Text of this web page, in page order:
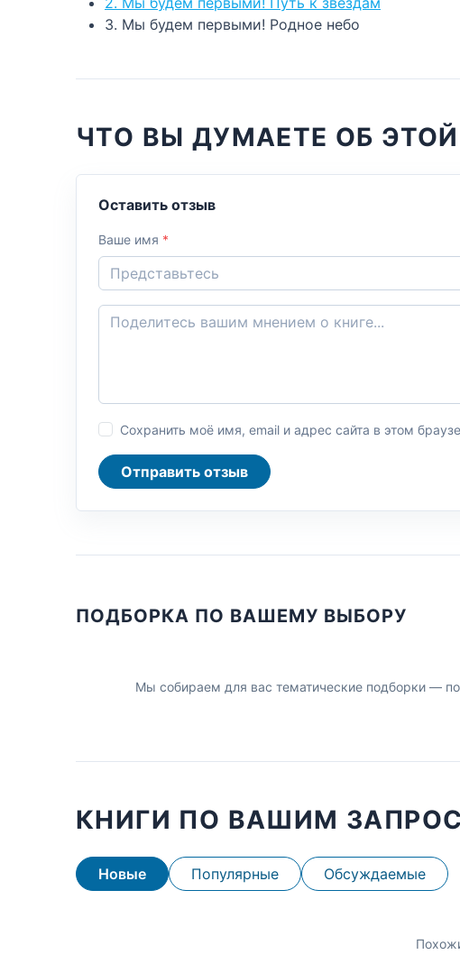
3. Мы будем первыми! Родное небо
ЧТО ВЫ ДУМАЕТЕ ОБ ЭТОЙ
Оставить отзыв
Ваше имя *
Сохранить моё имя, email и адрес сайта в этом
Отправить отзыв
ПОДБОРКА ПО ВАШЕМУ ВЫБОРУ
Мы собираем для вас тематические подборки —
КНИГИ ПО ВАШИМ
Новые Популярные Обсуждаемые